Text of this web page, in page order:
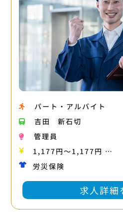
パート・アルバイト
吉田
新石切
管理員
1,177円〜1,177円 …
労災保険
求人詳細